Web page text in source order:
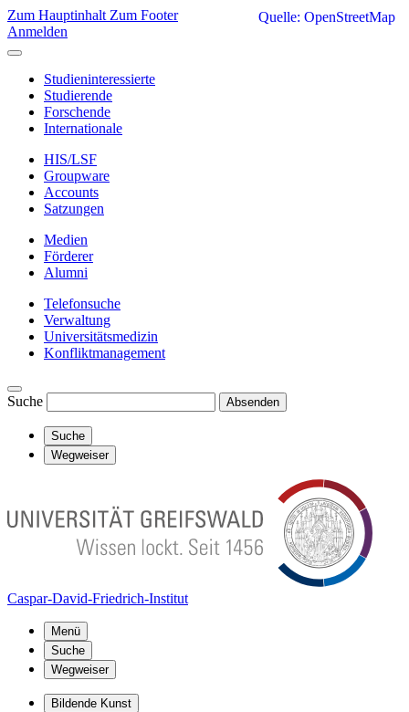
Zum Hauptinhalt Zum Footer
Anmelden
Studieninteressierte
Studierende
Forschende
Internationale
HIS/LSF
Groupware
Accounts
Satzungen
Medien
Förderer
Alumni
Telefonsuche
Verwaltung
Universitätsmedizin
Konfliktmanagement
Suche Absenden
Suche
Wegweiser
Caspar-David-Friedrich-Institut
Menü
Suche
Wegweiser
Bildende Kunst
Quelle: OpenStreetMap